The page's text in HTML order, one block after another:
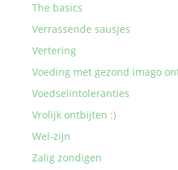
The basics
Verrassende sausjes
Vertering
Voeding met gezond imago
Voedselintoleranties
Vrolijk ontbijten :)
Wel-zijn
Zalig zondigen